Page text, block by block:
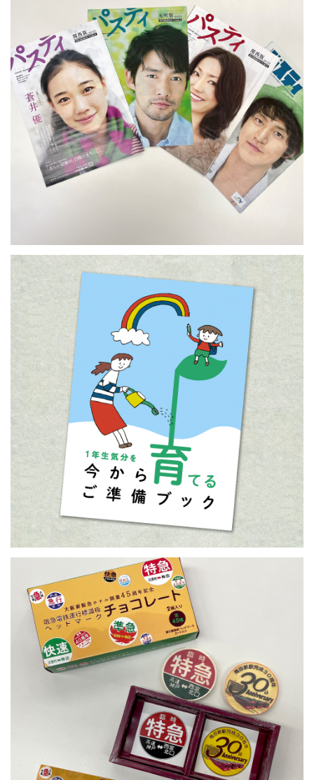
『パスティ』関西版・九州版
SCHOOL PREPARATION
BOOK／セイバン
ETC: 3
大阪新阪急ホテル開業45周年記念